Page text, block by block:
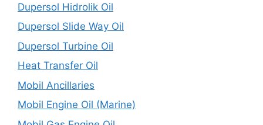
Dupersol Hidrolik Oil
Dupersol Slide Way Oil
Dupersol Turbine Oil
Heat Transfer Oil
Mobil Ancillaries
Mobil Engine Oil (Marine)